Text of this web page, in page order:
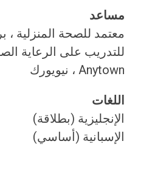
مساعد
للتدريب على الرعاية
Anytown ، نيويورك
اللغات
الإنجليزية (بطلاقة)
الإسبانية (أساسي)